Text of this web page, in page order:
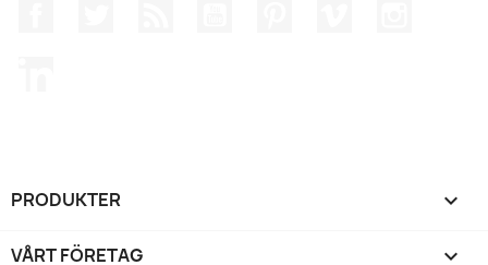
PRODUKTER 
VÅRT FÖRETAG 